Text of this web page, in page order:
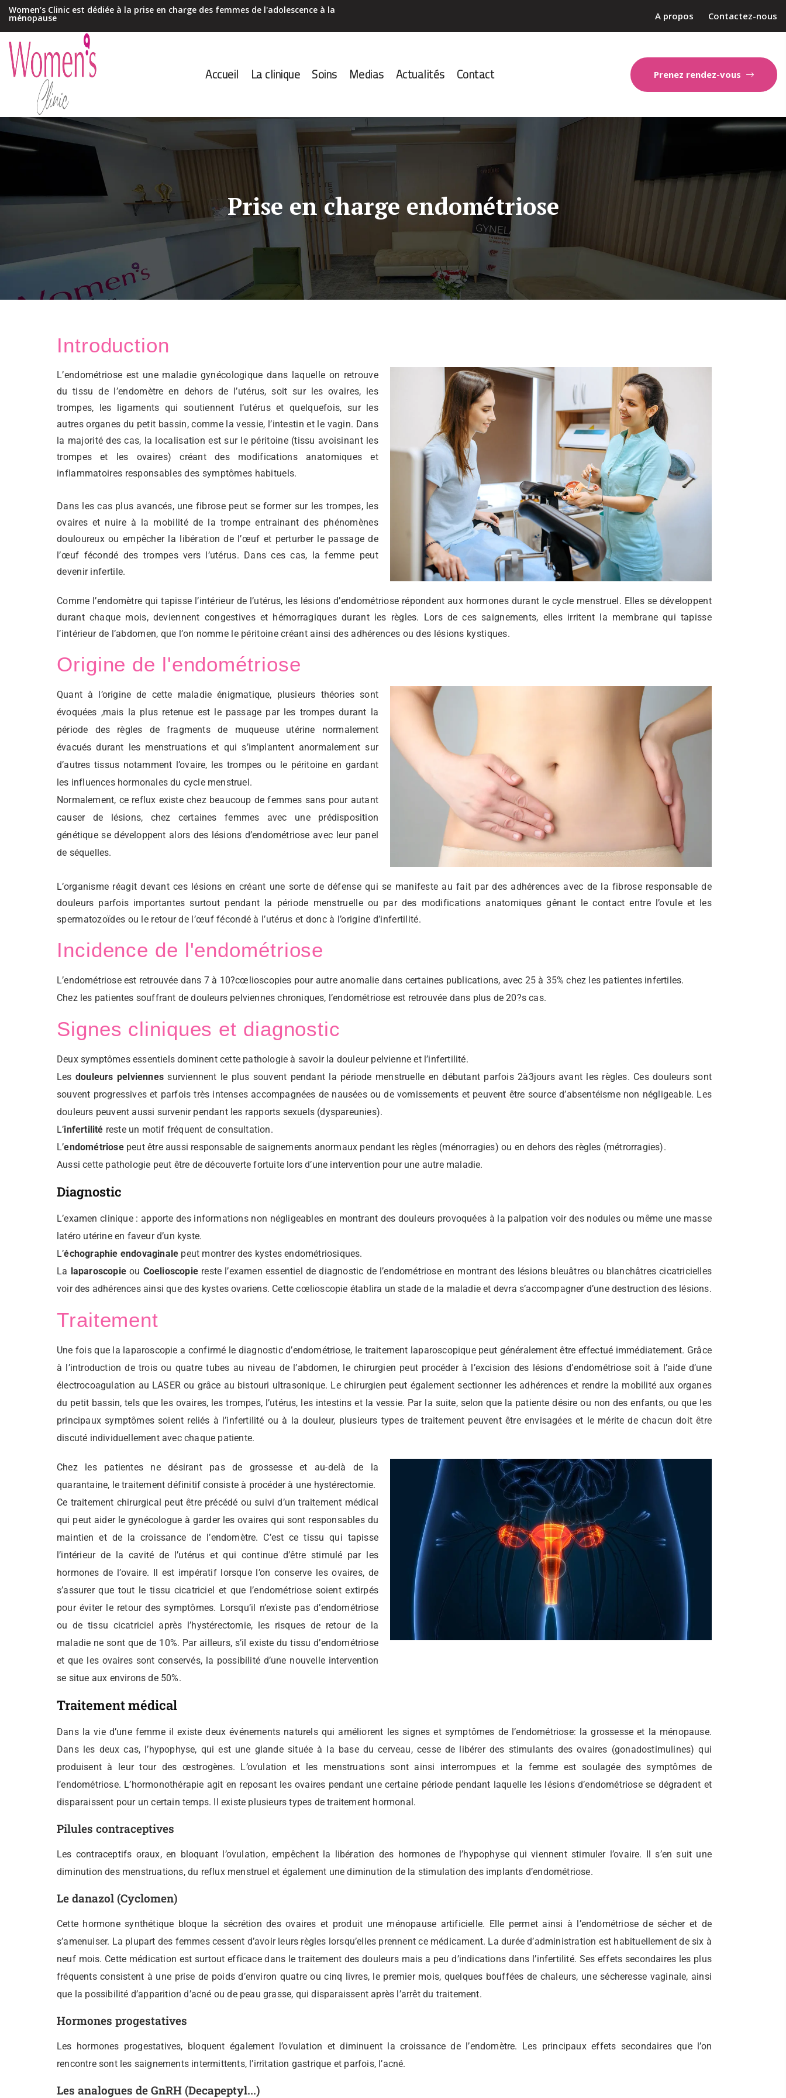
Women’s Clinic est dédiée à la prise en charge des femmes de l'adolescence à la
ménopause A propos Contactez-nous
Accueil La clinique Soins Medias Actualités Contact Prenez rendez-vous
Prise en charge endométriose
Introduction
L’endométriose est une maladie gynécologique dans laquelle on retrouve
du tissu de l’endomètre en dehors de l’utérus, soit sur les ovaires, les
trompes, les ligaments qui soutiennent l’utérus et quelquefois, sur les
autres organes du petit bassin, comme la vessie, l’intestin et le vagin. Dans
la majorité des cas, la localisation est sur le péritoine (tissu avoisinant les
trompes et les ovaires) créant des modifications anatomiques et
inflammatoires responsables des symptômes habituels.
Dans les cas plus avancés, une fibrose peut se former sur les trompes, les
ovaires et nuire à la mobilité de la trompe entrainant des phénomènes
douloureux ou empêcher la libération de l’œuf et perturber le passage de
l’œuf fécondé des trompes vers l’utérus. Dans ces cas, la femme peut
devenir infertile.
Comme l’endomètre qui tapisse l’intérieur de l’utérus, les lésions d’endométriose répondent aux hormones durant le cycle menstruel. Elles se développent
durant chaque mois, deviennent congestives et hémorragiques durant les règles. Lors de ces saignements, elles irritent la membrane qui tapisse
l’intérieur de l’abdomen, que l’on nomme le péritoine créant ainsi des adhérences ou des lésions kystiques.
Origine de l'endométriose
Quant à l’origine de cette maladie énigmatique, plusieurs théories sont
évoquées ,mais la plus retenue est le passage par les trompes durant la
période des règles de fragments de muqueuse utérine normalement
évacués durant les menstruations et qui s’implantent anormalement sur
d’autres tissus notamment l’ovaire, les trompes ou le péritoine en gardant
les influences hormonales du cycle menstruel.
Normalement, ce reflux existe chez beaucoup de femmes sans pour autant
causer de lésions, chez certaines femmes avec une prédisposition
génétique se développent alors des lésions d’endométriose avec leur panel
de séquelles.
L’organisme réagit devant ces lésions en créant une sorte de défense qui se manifeste au fait par des adhérences avec de la fibrose responsable de
douleurs parfois importantes surtout pendant la période menstruelle ou par des modifications anatomiques gênant le contact entre l’ovule et les
spermatozoïdes ou le retour de l’œuf fécondé à l’utérus et donc à l’origine d’infertilité.
Incidence de l'endométriose
L’endométriose est retrouvée dans 7 à 10?cœlioscopies pour autre anomalie dans certaines publications, avec 25 à 35% chez les patientes infertiles.
Chez les patientes souffrant de douleurs pelviennes chroniques, l’endométriose est retrouvée dans plus de 20?s cas.
Signes cliniques et diagnostic
Deux symptômes essentiels dominent cette pathologie à savoir la douleur pelvienne et l’infertilité.
Les douleurs pelviennessurviennent le plus souvent pendant la période menstruelle en débutant parfois 2à3jours avant les règles. Ces douleurs sont
souvent progressives et parfois très intenses accompagnées de nausées ou de vomissements et peuvent être source d’absentéisme non négligeable. Les
douleurs peuvent aussi survenir pendant les rapports sexuels (dyspareunies).
L’infertilité reste un motif fréquent de consultation.
L’endométriosepeut être aussi responsable de saignements anormaux pendant les règles (ménorragies) ou en dehors des règles (métrorragies).
Aussi cette pathologie peut être de découverte fortuite lors d’une intervention pour une autre maladie.
Diagnostic
L’examen clinique : apporte des informations non négligeables en montrant des douleurs provoquées à la palpation voir des nodules ou même une masse
latéro utérine en faveur d’un kyste.
L’échographie endovaginale peut montrer des kystes endométriosiques.
La laparoscopieou Coelioscopiereste l’examen essentiel de diagnostic de l’endométriose en montrant des lésions bleuâtres ou blanchâtres cicatricielles
voir des adhérences ainsi que des kystes ovariens. Cette cœlioscopie établira un stade de la maladie et devra s’accompagner d’une destruction des lésions.
Traitement
Une fois que la laparoscopie a confirmé le diagnostic d’endométriose, le traitement laparoscopique peut généralement être effectué immédiatement. Grâce
à l’introduction de trois ou quatre tubes au niveau de l’abdomen, le chirurgien peut procéder à l’excision des lésions d’endométriose soit à l’aide d’une
électrocoagulation au LASER ou grâce au bistouri ultrasonique. Le chirurgien peut également sectionner les adhérences et rendre la mobilité aux organes
du petit bassin, tels que les ovaires, les trompes, l’utérus, les intestins et la vessie. Par la suite, selon que la patiente désire ou non des enfants, ou que les
principaux symptômes soient reliés à l’infertilité ou à la douleur, plusieurs types de traitement peuvent être envisagées et le mérite de chacun doit être
discuté individuellement avec chaque patiente.
Chez les patientes ne désirant pas de grossesse et au-delà de la
quarantaine, le traitement définitif consiste à procéder à une hystérectomie.
Ce traitement chirurgical peut être précédé ou suivi d’un traitement médical
qui peut aider le gynécologue à garder les ovaires qui sont responsables du
maintien et de la croissance de l’endomètre. C’est ce tissu qui tapisse
l’intérieur de la cavité de l’utérus et qui continue d’être stimulé par les
hormones de l’ovaire. Il est impératif lorsque l’on conserve les ovaires, de
s’assurer que tout le tissu cicatriciel et que l’endométriose soient extirpés
pour éviter le retour des symptômes. Lorsqu’il n’existe pas d’endométriose
ou de tissu cicatriciel après l’hystérectomie, les risques de retour de la
maladie ne sont que de 10%. Par ailleurs, s’il existe du tissu d’endométriose
et que les ovaires sont conservés, la possibilité d’une nouvelle intervention
se situe aux environs de 50%.
Traitement médical
Dans la vie d’une femme il existe deux événements naturels qui améliorent les signes et symptômes de l’endométriose: la grossesse et la ménopause.
Dans les deux cas, l’hypophyse, qui est une glande située à la base du cerveau, cesse de libérer des stimulants des ovaires (gonadostimulines) qui
produisent à leur tour des œstrogènes. L’ovulation et les menstruations sont ainsi interrompues et la femme est soulagée des symptômes de
l’endométriose. L’hormonothérapie agit en reposant les ovaires pendant une certaine période pendant laquelle les lésions d’endométriose se dégradent et
disparaissent pour un certain temps. Il existe plusieurs types de traitement hormonal.
Pilules contraceptives
Les contraceptifs oraux, en bloquant l’ovulation, empêchent la libération des hormones de l’hypophyse qui viennent stimuler l’ovaire. Il s’en suit une
diminution des menstruations, du reflux menstruel et également une diminution de la stimulation des implants d’endométriose.
Le danazol (Cyclomen)
Cette hormone synthétique bloque la sécrétion des ovaires et produit une ménopause artificielle. Elle permet ainsi à l’endométriose de sécher et de
s’amenuiser. La plupart des femmes cessent d’avoir leurs règles lorsqu’elles prennent ce médicament. La durée d’administration est habituellement de six à
neuf mois. Cette médication est surtout efficace dans le traitement des douleurs mais a peu d’indications dans l’infertilité. Ses effets secondaires les plus
fréquents consistent à une prise de poids d’environ quatre ou cinq livres, le premier mois, quelques bouffées de chaleurs, une sécheresse vaginale, ainsi
que la possibilité d’apparition d’acné ou de peau grasse, qui disparaissent après l’arrêt du traitement.
Hormones progestatives
Les hormones progestatives, bloquent également l’ovulation et diminuent la croissance de l’endomètre. Les principaux effets secondaires que l’on
rencontre sont les saignements intermittents, l’irritation gastrique et parfois, l’acné.
Les analogues de GnRH (Decapeptyl...)